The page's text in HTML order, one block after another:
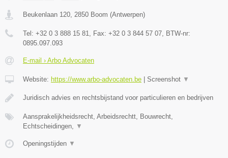
Beukenlaan 120 2850 Boom (Antwerpen)
Tel: +32 0 3 888 15 81 , Fax: +32 0 3 844 57 07 , BTW-nr:
0895.097.093
E-mail › Arbo Advocaten
Website: https://www.arbo-advocaten.be | Screenshot ▼
Juridisch advies en rechtsbijstand voor particulieren en bedrijven
Aansprakelijkheidsrecht, Arbeidsrechtt, Bouwrecht,
Echtscheidingen,
▼
Openingstijden ▼